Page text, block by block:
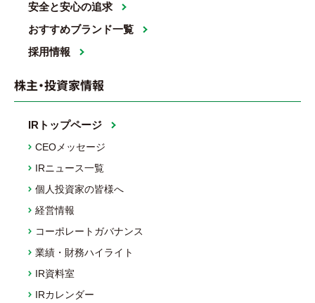
安全と安心の追求
おすすめブランド一覧
採用情報
株主・投資家情報
IRトップページ
CEOメッセージ
IRニュース一覧
個人投資家の皆様へ
経営情報
コーポレートガバナンス
業績・財務ハイライト
IR資料室
IRカレンダー